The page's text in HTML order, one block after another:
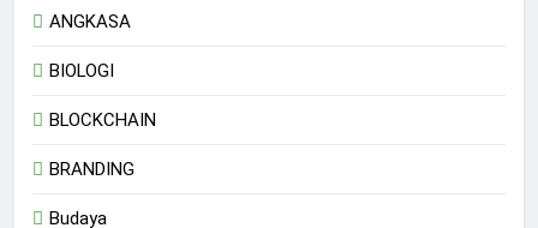
ANGKASA
BIOLOGI
BLOCKCHAIN
BRANDING
Budaya